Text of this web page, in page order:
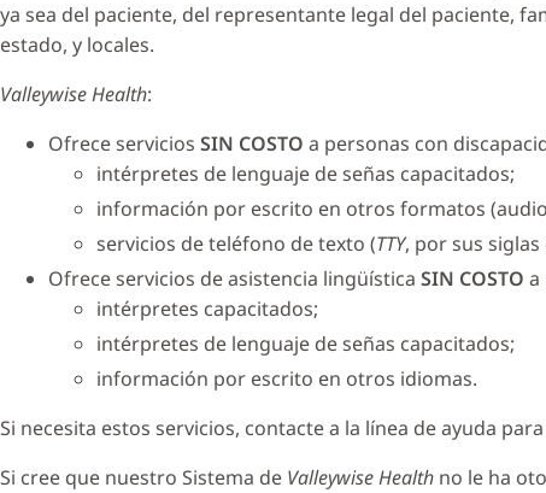
ya sea del paciente, del representante legal del paciente,
estado, y locales.
Valleywise Health:
Ofrece servicios SIN COSTO a personas con
intérpretes de lenguaje de señas capacitados;
información por escrito en otros formatos
servicios de teléfono de texto (TTY, por sus
Ofrece servicios de asistencia lingüística SIN COSTO a
intérpretes capacitados;
intérpretes de lenguaje de señas capacitados;
información por escrito en otros idiomas.
Si necesita estos servicios, contacte a la línea de ayuda
Si cree que nuestro Sistema de Valleywise Health no le ha